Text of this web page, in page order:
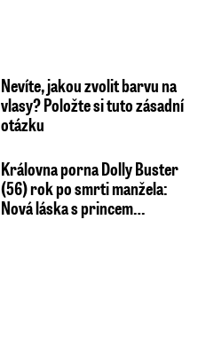
Nevíte, jakou zvolit barvu na
vlasy? Položte si tuto zásadní
otázku
Královna porna Dolly Buster
(56) rok po smrti manžela:
Nová láska s princem…